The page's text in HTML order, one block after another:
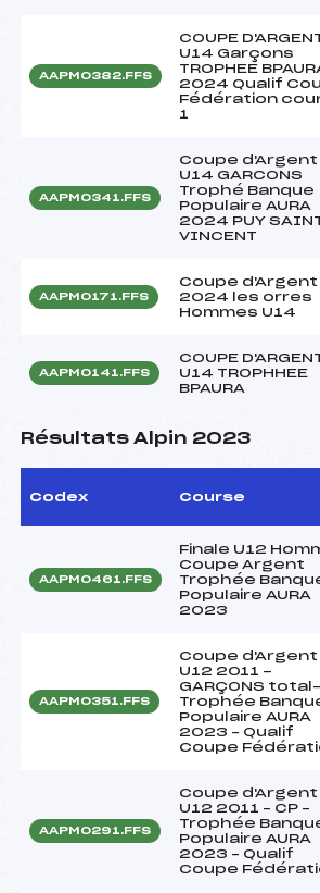
AAPM0382.FFS
COUPE
U14 Garçons
TROPHEE
2024 Qualif
Fédération
1
AAPM0341.FFS
Coupe d'Argent
U14 GARCONS
Trophé Banque
Populaire AURA
2024 PUY
VINCENT
AAPM0171.FFS
Coupe d'Argent
2024 les orres
Hommes U14
AAPM0141.FFS
COUPE
U14 TROPHHEE
BPAURA
Résultats Alpin 2023
Codex Course
AAPM0461.FFS
Finale U12
Coupe Argent
Trophée
Populaire AURA
2023
AAPM0351.FFS
Coupe d'Argent
U12 2011 -
GARÇONS total-
Trophée
Populaire AURA
2023 – Qualif
Coupe
AAPM0291.FFS
Coupe d'Argent
U12 2011 – CP –
Trophée
Populaire AURA
2023 – Qualif
Coupe